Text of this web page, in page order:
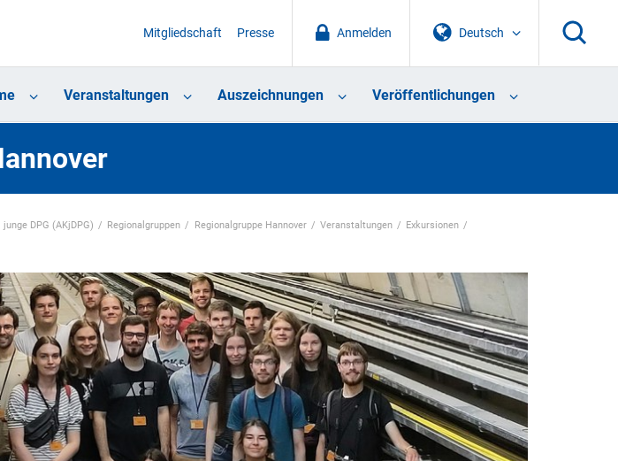
Deutsch
Anmelden
Mitgliedschaft Presse
Veranstaltungen Auszeichnungen Veröffentlichungen
DPG (AKjDPG) Regionalgruppen Regionalgruppe Hannover Veranstaltungen
Exkursionen